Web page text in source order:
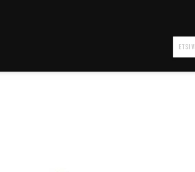
Hae